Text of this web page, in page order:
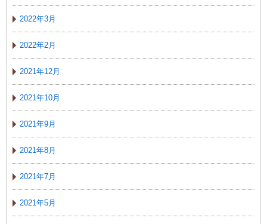
2022年3月
2022年2月
2021年12月
2021年10月
2021年9月
2021年8月
2021年7月
2021年5月